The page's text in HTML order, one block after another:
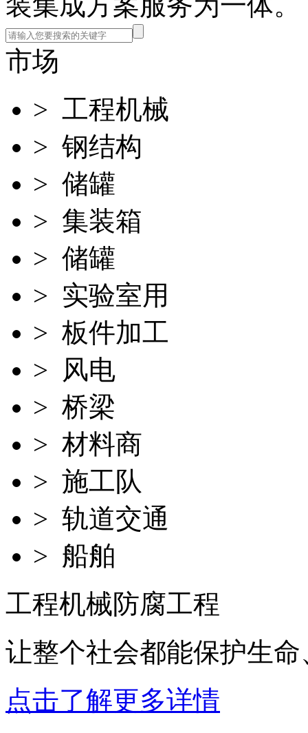
市场
> 工程机械
> 钢结构
> 储罐
> 集装箱
> 储罐
> 实验室用
> 板件加工
> 风电
> 桥梁
> 材料商
> 施工队
> 轨道交通
> 船舶
工程机械防腐工程
让整个社会都能保护生
点击了解更多详情